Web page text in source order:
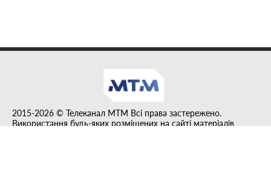
2015-2026 © Телеканал MTM Всі права застережено.
Використання будь-яких розміщених на сайті матеріалів